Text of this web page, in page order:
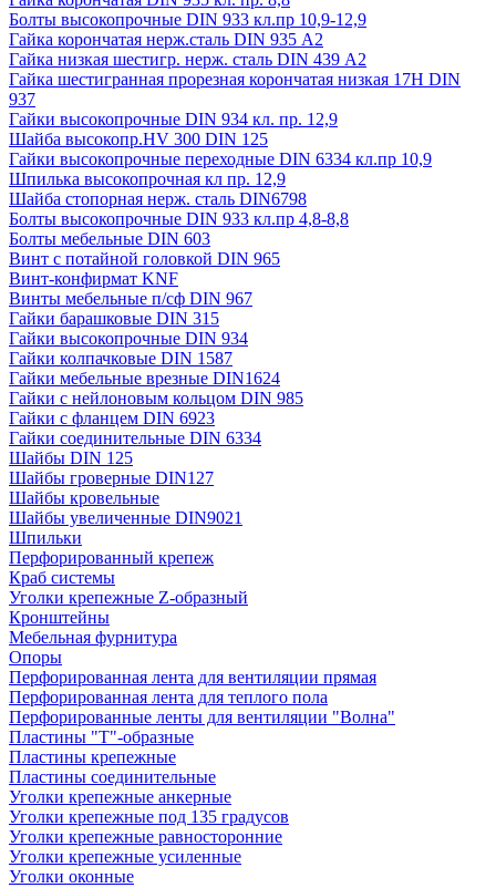
Болты высокопрочные DIN 933 кл.пр 10,9-12,9
Гайка корончатая нерж.сталь DIN 935 А2
Гайка низкая шестигр. нерж. сталь DIN 439 А2
Гайка шестигранная прорезная корончатая низкая 17H DIN
937
Гайки высокопрочные DIN 934 кл. пр. 12,9
Шайба высокопр.HV 300 DIN 125
Гайки высокопрочные переходные DIN 6334 кл.пр 10,9
Шпилька высокопрочная кл пр. 12,9
Шайба стопорная нерж. сталь DIN6798
Болты высокопрочные DIN 933 кл.пр 4,8-8,8
Болты мебельные DIN 603
Винт с потайной головкой DIN 965
Винт-конфирмат KNF
Винты мебельные п/сф DIN 967
Гайки барашковые DIN 315
Гайки высокопрочные DIN 934
Гайки колпачковые DIN 1587
Гайки мебельные врезные DIN1624
Гайки с нейлоновым кольцом DIN 985
Гайки с фланцем DIN 6923
Гайки соединительные DIN 6334
Шайбы DIN 125
Шайбы гроверные DIN127
Шайбы кровельные
Шайбы увеличенные DIN9021
Шпильки
Перфорированный крепеж
Краб системы
Уголки крепежные Z-образный
Кронштейны
Мебельная фурнитура
Опоры
Перфорированная лента для вентиляции прямая
Перфорированная лента для теплого пола
Перфорированные ленты для вентиляции "Волна"
Пластины "Т"-образные
Пластины крепежные
Пластины соединительные
Уголки крепежные анкерные
Уголки крепежные под 135 градусов
Уголки крепежные равносторонние
Уголки крепежные усиленные
Уголки оконные